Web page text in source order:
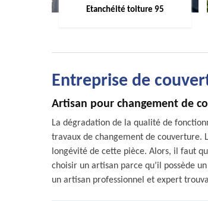
Etanchéité toiture 95
Entreprise de
Artisan pour changement de
La dégradation de la qualité de
travaux de changement de couverture.
longévité de cette pièce. Alors, il faut
choisir un artisan parce qu’il possède
un artisan professionnel et expert